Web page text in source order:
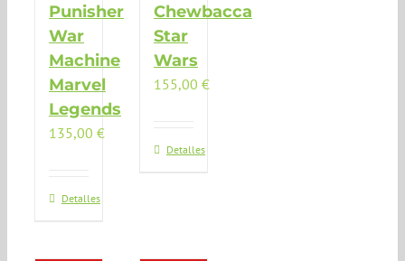
Punisher
War
Machine
Marvel
Legends
135,00 €
Detalles
Chewbacca
Star
Wars
155,00€
Detalles